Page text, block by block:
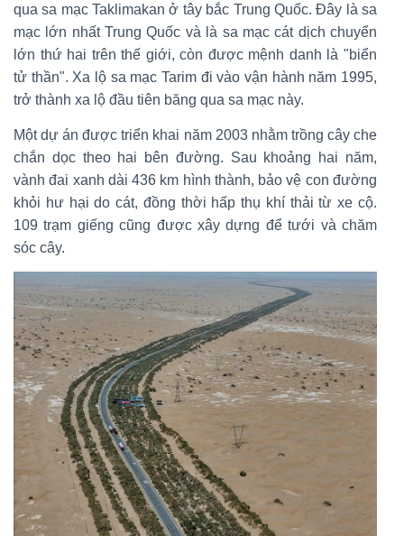
qua sa mạc Taklimakan ở tây bắc Trung Quốc. Đây là sa
mạc lớn nhất Trung Quốc và là sa mạc cát dịch chuyển
lớn thứ hai trên thế giới, còn được mệnh danh là "biển
tử thần". Xa lộ sa mạc Tarim đi vào vận hành năm 1995,
trở thành xa lộ đầu tiên băng qua sa mạc này.
Một dự án được triển khai năm 2003 nhằm trồng cây che
chắn dọc theo hai bên đường. Sau khoảng hai năm,
vành đai xanh dài 436 km hình thành, bảo vệ con đường
khỏi hư hại do cát, đồng thời hấp thụ khí thải từ xe cộ.
109 trạm giếng cũng được xây dựng để tưới và chăm
sóc cây.